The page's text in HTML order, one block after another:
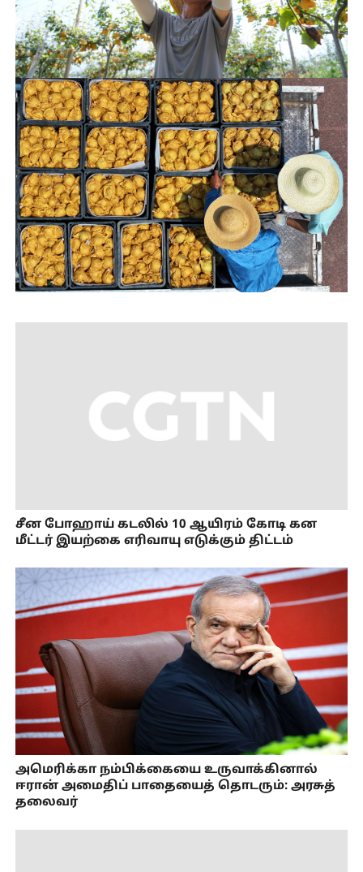
சீன போஹாய் கடலில் 10 ஆயிரம் கோடி கன
மீட்டர் இயற்கை எரிவாயு எடுக்கும் திட்டம்
அமெரிக்கா நம்பிக்கையை உருவாக்கினால்
ஈரான் அமைதிப் பாதையைத் தொடரும்: அரசுத்
தலைவர்